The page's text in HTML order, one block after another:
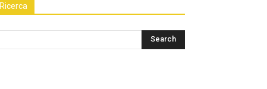
Ricerca